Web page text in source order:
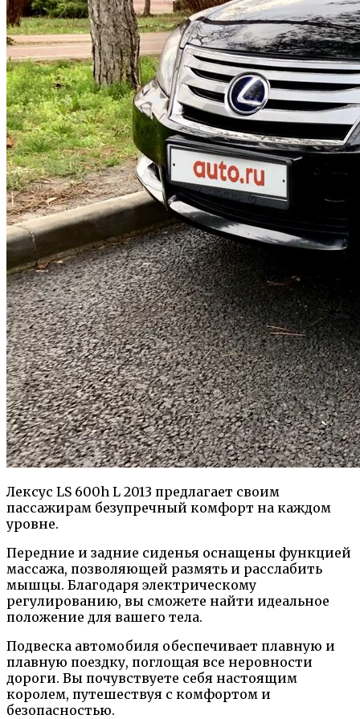
Лексус LS 600h L 2013 предлагает своим
пассажирам безупречный комфорт на каждом
уровне.
Передние и задние сиденья оснащены функцией
массажа, позволяющей размять и расслабить
мышцы. Благодаря электрическому
регулированию, вы сможете найти идеальное
положение для вашего тела.
Подвеска автомобиля обеспечивает плавную и
плавную поездку, поглощая все неровности
дороги. Вы почувствуете себя настоящим
королем, путешествуя с комфортом и
безопасностью.